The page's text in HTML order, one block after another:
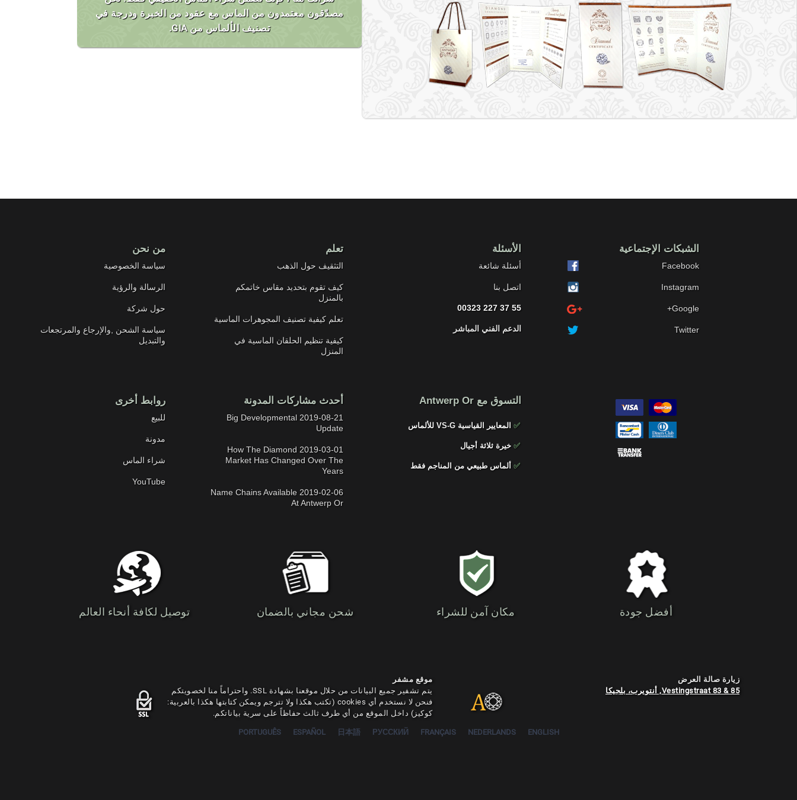
مصدّقون معتمدون من الماس مع عقود من الخبرة ودرجة في
تصنيف الألماس من GIA.
من نحن
سياسة الخصوصية
الرسالة والرؤية
حول شركة
سياسة الشحن ,والإرجاع والمرتجعات
والتبديل
تعلم
التثقيف حول الذهب
كيف تقوم بتحديد مقاس خاتمكم
بالمنزل
تعلم كيفية تصنيف المجوهرات الماسية
كيفية تنظيم الحلقان الماسية في
المنزل
الأسئلة
أسئلة شائعة
اتصل بنا
00323 227 37 55
الدعم الفني المباشر
الشبكات الإجتماعية
Facebook
Instagram
Google+
Twitter
روابط أخرى
للبيع
مدونة
شراء الماس
YouTube
أحدث مشاركات المدونة
2019-08-21 Big Developmental
Update
2019-03-01 How The Diamond
Market Has Changed Over The
Years
2019-02-06 Name Chains Available
At Antwerp Or
التسوق مع Antwerp Or
✅ المعايير القياسية VS-G للألماس
✅ خيرة ثلاثة أجيال
✅ ألماس طبيعي من المناجم فقط
توصيل لكافة أنحاء العالم شحن مجاني بالضمان مكان آمن للشراء أفضل جودة
زيارة صالة العرض
Vestingstraat 83 & 85, أنتويرب، بلجيكا
موقع مشفر
يتم تشفير جميع البيانات من حلال موقعنا بشهادة SSL. واحتراماً منا لخصويتكم
فنحن لا نستخدم أي cookies (تكتب هكذا ولا تترجم ويمكن كتابتها هكذا بالعربية:
كوكيز) داخل الموقع من أي طرف ثالث حفاظاً على سرية بياناتكم.
ENGLISH
NEDERLANDS
FRANÇAIS
РУССКИЙ
日本語
ESPAÑOL
PORTUGUÊS